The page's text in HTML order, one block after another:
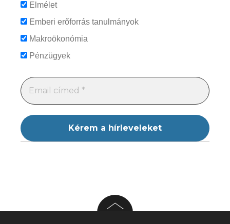
Elmélet
Emberi erőforrás tanulmányok
Makroökonómia
Pénzügyek